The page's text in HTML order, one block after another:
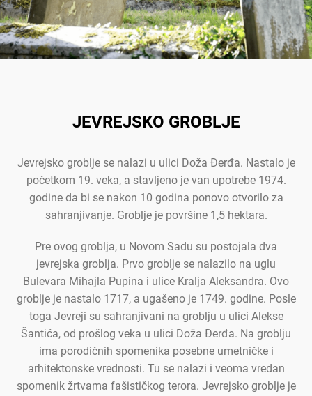
JEVREJSKO GROBLJE
Jevrejsko groblje se nalazi u ulici Doža Đerđa. Nastalo je
početkom 19. veka, a stavljeno je van upotrebe 1974.
godine da bi se nakon 10 godina ponovo otvorilo za
sahranjivanje. Groblje je površine 1,5 hektara.
Pre ovog groblja, u Novom Sadu su postojala dva
jevrejska groblja. Prvo groblje se nalazilo na uglu
Bulevara Mihajla Pupina i ulice Kralja Aleksandra. Ovo
groblje je nastalo 1717, a ugašeno je 1749. godine. Posle
toga Jevreji su sahranjivani na groblju u ulici Alekse
Šantića, od prošlog veka u ulici Doža Đerđa. Na groblju
ima porodičnih spomenika posebne umetničke i
arhitektonske vrednosti. Tu se nalazi i veoma vredan
spomenik žrtvama fašističkog terora. Jevrejsko groblje je